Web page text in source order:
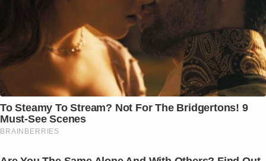
To Steamy To Stream? Not For The Bridgertons! 9
Must-See Scenes
BRAINBERRIES